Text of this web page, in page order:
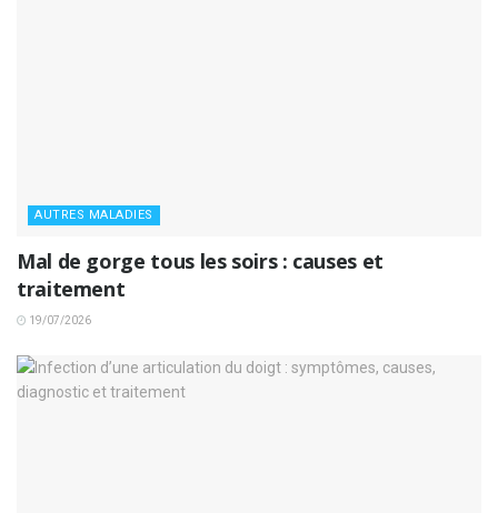
AUTRES MALADIES
Mal de gorge tous les soirs : causes et
traitement
19/07/2026